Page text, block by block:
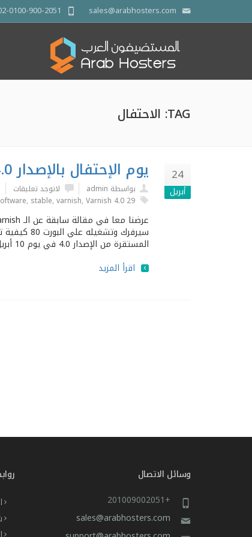
sales@arabhosters.com
0100-900-2051
TAG: اﻻحتفال
24
أبريل
يوم الإحتفال بالإصدار 4.0 من VARNISH
بواسطة admin
لاتوجد تعليقات
29 April
, stable, varnish, Varnish 4.0
المستقرة من الإصدار 4.0 في يوم 10 أبريل الجاري تم إختيار المستضيفون العرب لتكون الشركة المنظمة لحدث الإحتفال بالإصدار
اقرأ المزيد
وسائل الاتصال
+201009002051
sales@arabhosters.com